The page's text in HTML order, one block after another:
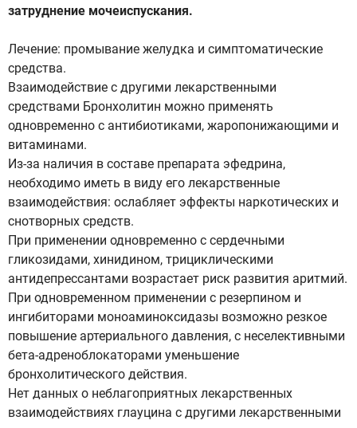
затруднение мочеиспускания.
Лечение: промывание желудка и симптоматические
средства.
Взаимодействие с другими лекарственными
средствами Бронхолитин можно применять
одновременно с антибиотиками, жаропонижающими и
витаминами.
Из-за наличия в составе препарата эфедрина,
необходимо иметь в виду его лекарственные
взаимодействия: ослабляет эффекты наркотических и
снотворных средств.
При применении одновременно с сердечными
гликозидами, хинидином, трициклическими
антидепрессантами возрастает риск развития аритмий.
При одновременном применении с резерпином и
ингибиторами моноаминоксидазы возможно резкое
повышение артериального давления, с неселективными
бета-адреноблокаторами уменьшение
бронхолитического действия.
Нет данных о неблагоприятных лекарственных
взаимодействиях глауцина с другими лекарственными